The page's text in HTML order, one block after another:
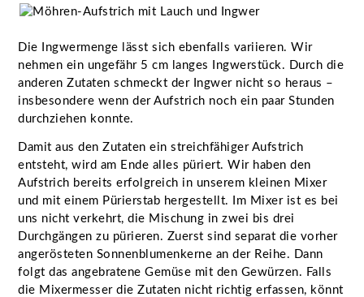
Die Ingwermenge lässt sich ebenfalls variieren. Wir
nehmen ein ungefähr 5 cm langes Ingwerstück. Durch die
anderen Zutaten schmeckt der Ingwer nicht so heraus –
insbesondere wenn der Aufstrich noch ein paar Stunden
durchziehen konnte.
Damit aus den Zutaten ein streichfähiger Aufstrich
entsteht, wird am Ende alles püriert. Wir haben den
Aufstrich bereits erfolgreich in unserem kleinen Mixer
und mit einem Pürierstab hergestellt. Im Mixer ist es bei
uns nicht verkehrt, die Mischung in zwei bis drei
Durchgängen zu pürieren. Zuerst sind separat die vorher
angerösteten Sonnenblumenkerne an der Reihe. Dann
folgt das angebratene Gemüse mit den Gewürzen. Falls
die Mixermesser die Zutaten nicht richtig erfassen, könnt